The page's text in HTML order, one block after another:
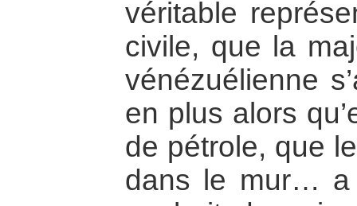
véritable
civile, que la
vénézuélienne
en plus alors
de pétrole, que
dans le mur… a